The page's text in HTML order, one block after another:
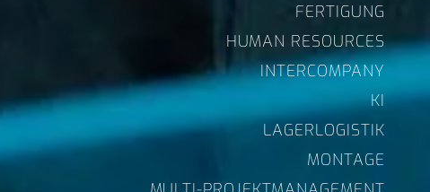
FERTIGUNG
HUMAN RESOURCES
INTERCOMPANY
KI
LAGERLOGISTIK
MONTAGE